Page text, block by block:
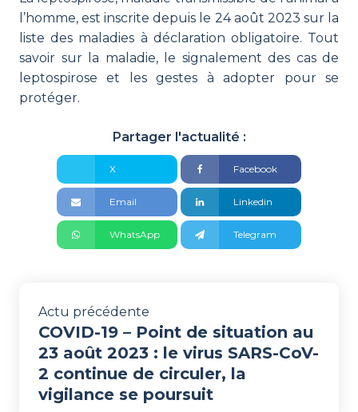
l’homme, est inscrite depuis le 24 août 2023 sur la
liste des maladies à déclaration obligatoire. Tout
savoir sur la maladie, le signalement des cas de
leptospirose et les gestes à adopter pour se
protéger.
Partager l'actualité :
X Facebook
Email Linkedin
WhatsApp Telegram
Actu précédente
COVID-19 – Point de situation au
23 août 2023 : le virus SARS-CoV-
2 continue de circuler, la
vigilance se poursuit